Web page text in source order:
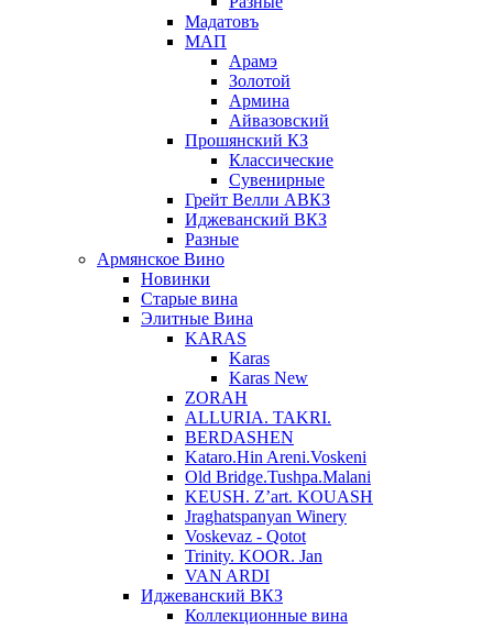
Мадатовъ
МАП
Арамэ
Золотой
Армина
Айвазовский
Прошянский КЗ
Классические
Сувенирные
Грейт Велли АВКЗ
Иджеванский ВКЗ
Разные
Армянское Вино
Новинки
Старые вина
Элитные Вина
KARAS
Karas
Karas New
ZORAH
ALLURIA. TAKRI.
BERDASHEN
Kataro.Hin Areni.Voskeni
Old Bridge.Tushpa.Malani
KEUSH. Z’art. KOUASH
Jraghatspanyan Winery
Voskevaz - Qotot
Trinity. KOOR. Jan
VAN ARDI
Иджеванский ВКЗ
Коллекционные вина